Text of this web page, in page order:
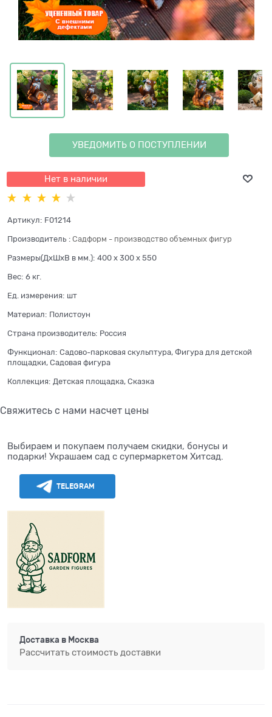
УВЕДОМИТЬ О ПОСТУПЛЕНИИ
Нет в наличии
Артикул: F01214
Производитель : Садформ - производство объемных фигур
Размеры(ДхШхВ в мм.): 400 x 300 x 550
Вес: 6 кг.
Ед. измерения: шт
Материал: Полистоун
Страна производитель: Россия
Функционал: Садово-парковая скульптура, Фигура для детской
площадки, Садовая фигура
Коллекция: Детская площадка, Сказка
Свяжитесь с нами насчет цены
Выбираем и покупаем получаем скидки, бонусы и
подарки! Украшаем сад с супермаркетом Хитсад.
TELEGRAM
Доставка в Москва
Рассчитать стоимость доставки